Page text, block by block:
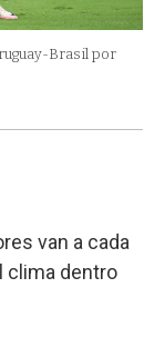
Brasil por
van a cada
clima dentro